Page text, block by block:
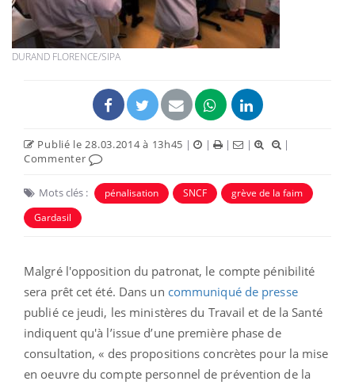
DURAND FLORENCE/SIPA
Publié le 28.03.2014 à 13h45 | | | |
|
Commenter
Mots clés : pénalisation SNCF
grève de la faim
Gardasil
Malgré l'opposition du patronat, le compte pénibilité
sera prêt cet été. Dans un communiqué de presse
publié ce jeudi, les ministères du Travail et de la Santé
indiquent qu'à l’issue d’une première phase de
consultation, « des propositions concrètes pour la mise
en oeuvre du compte personnel de prévention de la